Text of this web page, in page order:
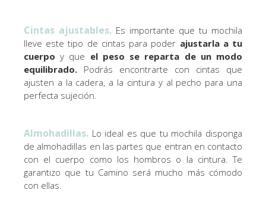
Cintas ajustables. Es importante que tu mochila
lleve este tipo de cintas para poder ajustarla a tu
cuerpo y que el peso se reparta de un modo
equilibrado. Podrás encontrarte con cintas que
ajusten a la cadera, a la cintura y al pecho para una
perfecta sujeción.
Almohadillas. Lo ideal es que tu mochila disponga
de almohadillas en las partes que entran en contacto
con el cuerpo como los hombros o la cintura. Te
garantizo que tu Camino será mucho más cómodo
con ellas.